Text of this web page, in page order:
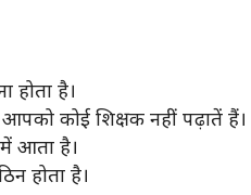
होता है।
कोई शिक्षक नहीं पढ़ातें
आता है।
होता है।